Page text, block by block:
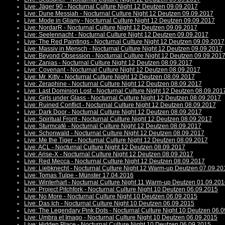
Live: Jäger 90 - Nocturnal Culture Night 12 Deutzen 09.09.2017
Live: Dune Messiah - Nocturnal Culture Night 12 Deutzen 09.09.2017
Live: Mode in Gliany - Nocturnal Culture Night 12 Deutzen 09.09.2017
Live: NordarR - Nocturnal Culture Night 12 Deutzen 09.09.2017
Live: Seelennacht - Nocturnal Culture Night 12 Deutzen 09.09.2017
Live: The Red Paintings - Nocturnal Culture Night 12 Deutzen 09.09.2017
Live: Massiv in Mensch - Nocturnal Culture Night 12 Deutzen 09.09.2017
Live: Beyond Obsession - Nocturnal Culture Night 12 Deutzen 09.09.2017
Live: Zanias - Nocturnal Culture Night 12 Deutzen 08.09.2017
Live: Covenant - Nocturnal Culture Night 12 Deutzen 08.09.2017
Live: Mr. Kitty - Nocturnal Culture Night 12 Deutzen 08.09.2017
Live: Zeraphine - Nocturnal Culture Night 12 Deutzen 08.09.2017
Live: Last Dominion Lost - Nocturnal Culture Night 12 Deutzen
Live: Girls under Glass - Nocturnal Culture Night 12 Deutzen 08.09.2017
Live: Ruined Conflict - Nocturnal Culture Night 12 Deutzen 08.09.2017
Live: Dark Door - Nocturnal Culture Night 12 Deutzen 08.09.2017
Live: Spiritual Front - Nocturnal Culture Night 12 Deutzen 08.09.2017
Live: Sturmcafé - Nocturnal Culture Night 12 Deutzen 08.09.2017
Live: Schonwald - Nocturnal Culture Night 12 Deutzen 08.09.2017
Live: Me the Tiger - Nocturnal Culture Night 12 Deutzen 08.09.2017
Live: ACL - Nocturnal Culture Night 12 Deutzen 08.09.2017
Live: Arise-X - Nocturnal Culture Night 12 Deutzen 08.09.2017
Live: Red Mecca - Nocturnal Culture Night 12 Deutzen 08.09.2017
Live: Liebknecht - Nocturnal Culture Night 12 Warm-up Deutzen
Live: Tomas Tulpe - Münster 17.04.2016
Live: Winterhart - Nocturnal Culture Night 11 Warm-up Deutzen
Live: Project Pitchfork - Nocturnal Culture Night 10 Deutzen 06.09.2015
Live: No More - Nocturnal Culture Night 10 Deutzen 06.09.2015
Live: Das Ich - Nocturnal Culture Night 10 Deutzen 06.09.2015
Live: The Legendary Pink Dots - Nocturnal Culture Night 10 Deutzen
Live: Umbra et Imago - Nocturnal Culture Night 10 Deutzen 06.09.2015